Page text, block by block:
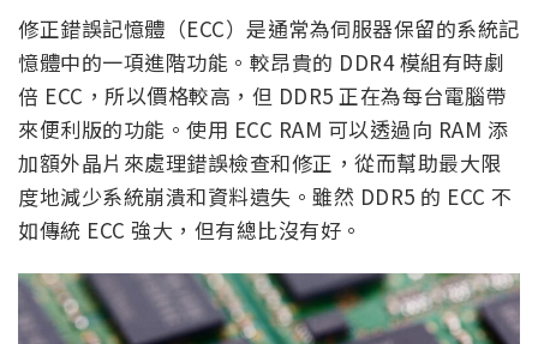
修正錯誤記憶體（ECC）是通常為伺服器保留的系統記
憶體中的一項進階功能。較昂貴的 DDR4 模組有時劇
倍 ECC，所以價格較高，但 DDR5 正在為每台電腦帶
來便利版的功能。使用 ECC RAM 可以透過向 RAM 添
加額外晶片來處理錯誤檢查和修正，從而幫助最大限
度地減少系統崩潰和資料遺失。雖然 DDR5 的 ECC 不
如傳統 ECC 強大，但有總比沒有好。